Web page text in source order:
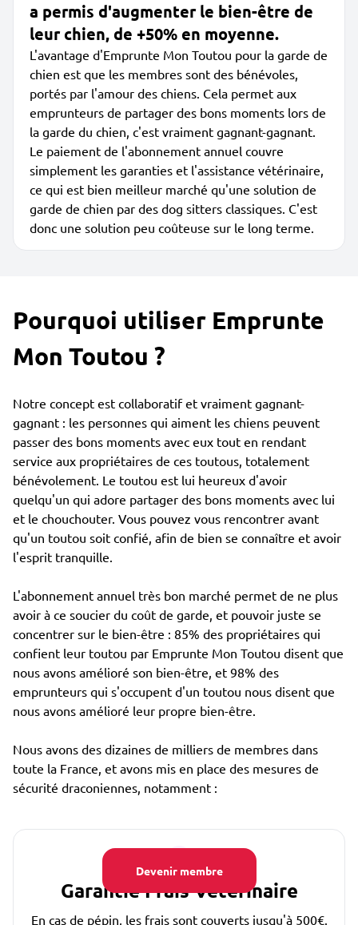
Devenir membre
a permis d'augmenter le bien-être de
leur chien, de +50% en moyenne.
L'avantage d'Emprunte Mon Toutou pour la garde de
chien est que les membres sont des bénévoles,
portés par l'amour des chiens. Cela permet aux
emprunteurs de partager des bons moments lors de
la garde du chien, c'est vraiment gagnant-gagnant.
Le paiement de l'abonnement annuel couvre
simplement les garanties et l'assistance vétérinaire,
ce qui est bien meilleur marché qu'une solution de
garde de chien par des dog sitters classiques. C'est
donc une solution peu coûteuse sur le long terme.
Pourquoi utiliser Emprunte
Mon Toutou ?
Notre concept est collaboratif et vraiment gagnant-
gagnant : les personnes qui aiment les chiens peuvent
passer des bons moments avec eux tout en rendant
service aux propriétaires de ces toutous, totalement
bénévolement. Le toutou est lui heureux d'avoir
quelqu'un qui adore partager des bons moments avec lui
et le chouchouter. Vous pouvez vous rencontrer avant
qu'un toutou soit confié, afin de bien se connaître et avoir
l'esprit tranquille.
L'abonnement annuel très bon marché permet de ne plus
avoir à ce soucier du coût de garde, et pouvoir juste se
concentrer sur le bien-être : 85% des propriétaires qui
confient leur toutou par Emprunte Mon Toutou disent que
nous avons amélioré son bien-être, et 98% des
emprunteurs qui s'occupent d'un toutou nous disent que
nous avons amélioré leur propre bien-être.
Nous avons des dizaines de milliers de membres dans
toute la France, et avons mis en place des mesures de
sécurité draconiennes, notamment :
Garantie Frais Vétérinaire
En cas de pépin, les frais sont couverts jusqu'à 500€.